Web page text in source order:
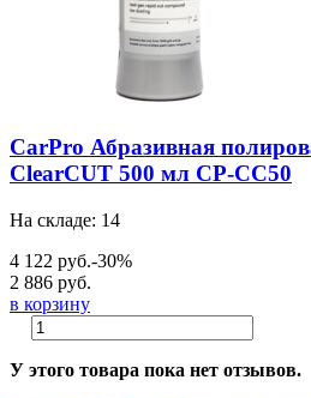
CarPro Абразивная
ClearCUT 500 мл CP-CC50
На складе: 14
4 122 руб.-30%
2 886 руб.
в корзину
У этого товара пока нет отзывов.